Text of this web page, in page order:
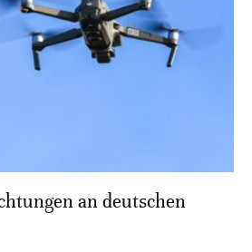
an deutschen